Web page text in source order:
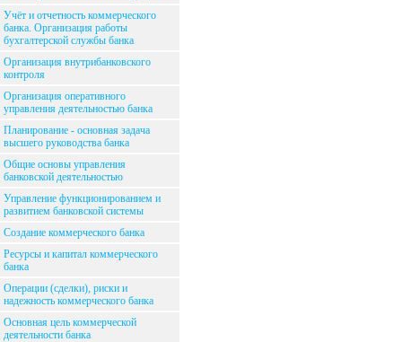
Учёт и отчетность коммерческого
банка. Организация работы
бухгалтерской службы банка
Организация внутрибанковского
контроля
Организация оперативного
управления деятельностью банка
Планирование - основная задача
высшего руководства банка
Общие основы управления
банковской деятельностью
Управление функционированием и
развитием банковской системы
Создание коммерческого банка
Ресурсы и капитал коммерческого
банка
Операции (сделки), риски и
надежность коммерческого банка
Основная цель коммерческой
деятельности банка